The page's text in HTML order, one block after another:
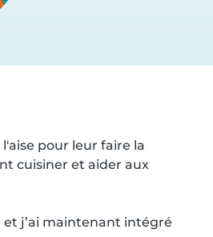
pour leur faire la
cuisiner et aider aux
et j’ai maintenant intégré